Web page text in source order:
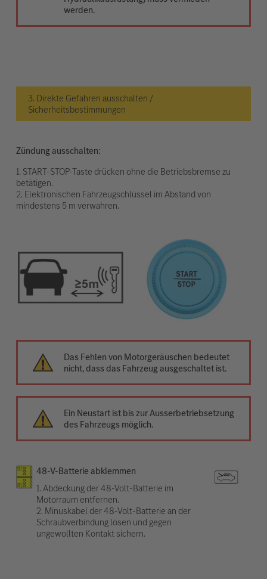
werden.
3. Direkte Gefahren ausschalten /
Sicherheitsbestimmungen
Zündung ausschalten:
1. START-STOP-Taste drücken ohne die Betriebsbremse zu
betätigen.
2. Elektronischen Fahrzeugschlüssel im Abstand von
mindestens 5 m verwahren.
Das Fehlen von Motorgeräuschen bedeutet
nicht, dass das Fahrzeug ausgeschaltet ist.
Ein Neustart ist bis zur Ausserbetriebsetzung
des Fahrzeugs möglich.
48-V-Batterie abklemmen
1. Abdeckung der 48-Volt-Batterie im
Motorraum entfernen.
2. Minuskabel der 48-Volt-Batterie an der
Schraubverbindung lösen und gegen
ungewollten Kontakt sichern.